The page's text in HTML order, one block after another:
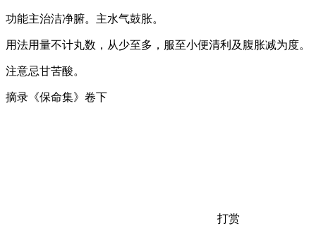
功能主治洁净腑。主水气鼓胀。
用法用量不计丸数，从少至多，服至小便清利及腹胀减为度。
注意忌甘苦酸。
摘录《保命集》卷下
打赏